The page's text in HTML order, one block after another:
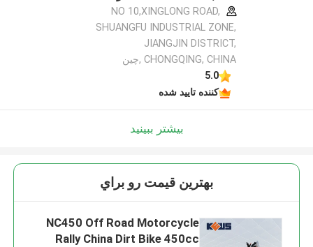
NO 10,XINGLONG ROAD,
SHUANGFU INDUSTRIAL ZONE,
JIANGJIN DISTRICT,
CHONGQING, CHINA ,چین
5.0
کننده تایید شده
بیشتر ببینید
بهترين قيمت رو براي
NC450 Off Road Motorcycle
Rally China Dirt Bike 450cc